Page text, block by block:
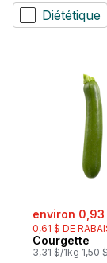
Diététique
sale:
environ 0,93
0,61 $ DE
Courgette
3,31 $/1kg 1,50